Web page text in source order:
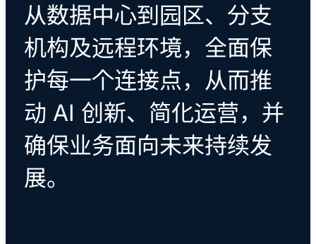
从数据中心到园区、分支
机构及远程环境，全面保
护每一个连接点，从而推
动 AI 创新、简化运营，并
确保业务面向未来持续发
展。